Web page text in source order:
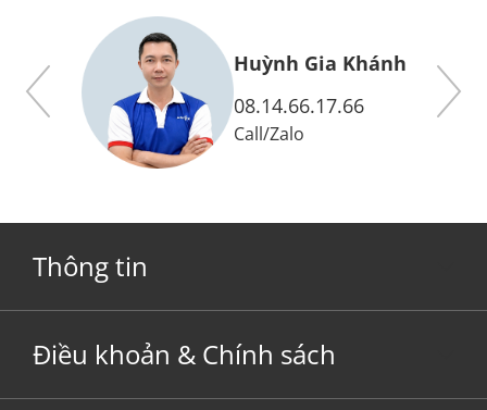
Huỳnh Gia Khánh
08.14.66.17.66
Call/Zalo
Thông tin
Điều khoản & Chính sách